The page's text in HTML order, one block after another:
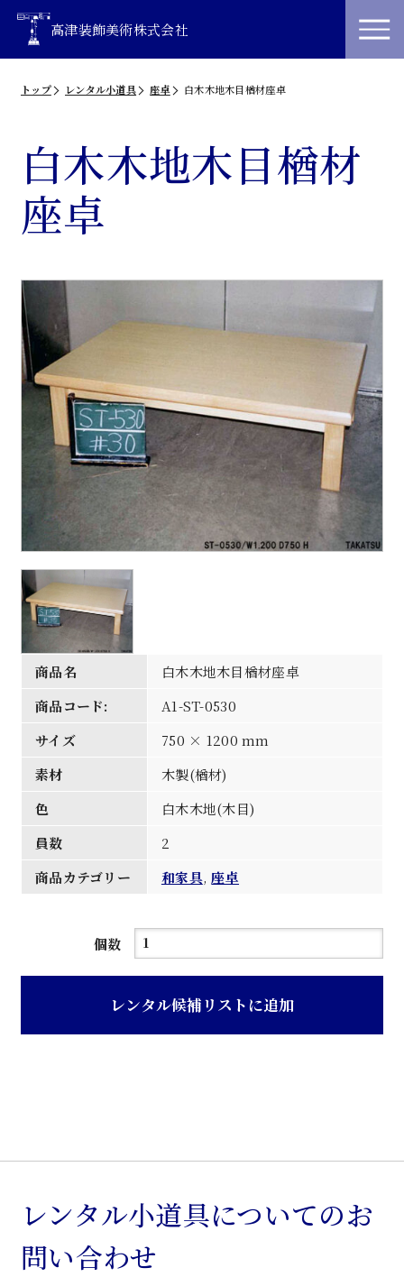
高津装飾美術株式会社
トップ レンタル小道具 座卓 白木木地木目楢材座卓
白木木地木目楢材
座卓
商品名
白木木地木目楢材座卓
商品コード:
A1-ST-0530
サイズ
750 × 1200 mm
素材
木製(楢材)
色
白木木地(木目)
員数
2
商品カテゴリー
和家具,座卓
個数
白
地
個
レンタル候補リストに追加
レンタル小道具についてのお
問い合わせ